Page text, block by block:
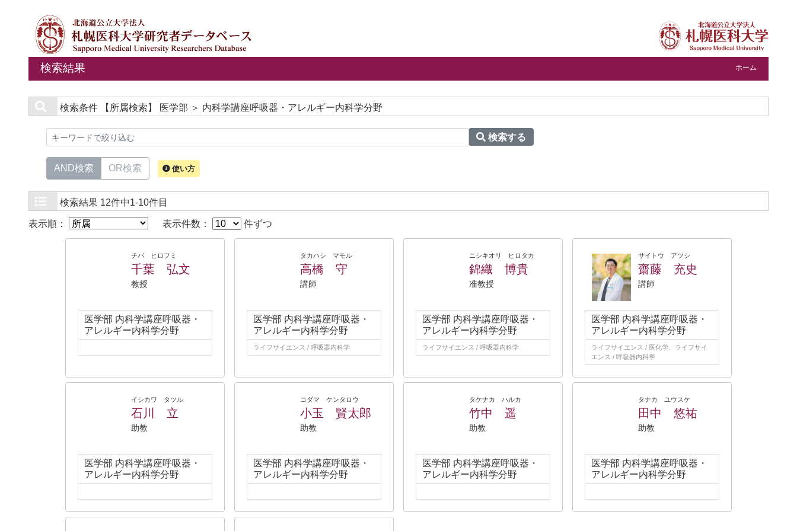
検索結果 ホーム
検索条件 【所属検索】 医学部 ＞ 内科学講座呼吸器・アレルギー内科学分野
検索する
AND検索 OR検索 使い方
検索結果 12件中1-10件目
表示順： 表示件数： 件ずつ
チバ ヒロフミ
千葉 弘文
教授
医学部 内科学講座呼吸器・
アレルギー内科学分野
タカハシ マモル
高橋 守
講師
医学部 内科学講座呼吸器・
アレルギー内科学分野
ライフサイエンス / 呼吸器内科学
ニシキオリ ヒロタカ
錦織 博貴
准教授
医学部 内科学講座呼吸器・
アレルギー内科学分野
ライフサイエンス / 呼吸器内科学
サイトウ アツシ
齋藤 充史
講師
医学部 内科学講座呼吸器・
アレルギー内科学分野
ライフサイエンス / 医化学、ライフサイ
エンス / 呼吸器内科学
イシカワ タツル
石川 立
助教
医学部 内科学講座呼吸器・
アレルギー内科学分野
コダマ ケンタロウ
小玉 賢太郎
助教
医学部 内科学講座呼吸器・
アレルギー内科学分野
タケナカ ハルカ
竹中 遥
助教
医学部 内科学講座呼吸器・
アレルギー内科学分野
タナカ ユウスケ
田中 悠祐
助教
医学部 内科学講座呼吸器・
アレルギー内科学分野